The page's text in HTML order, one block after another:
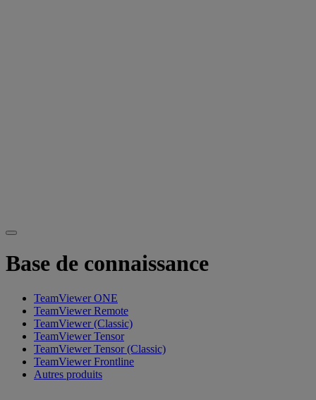
Base de connaissance
TeamViewer ONE
TeamViewer Remote
TeamViewer (Classic)
TeamViewer Tensor
TeamViewer Tensor (Classic)
TeamViewer Frontline
Autres produits